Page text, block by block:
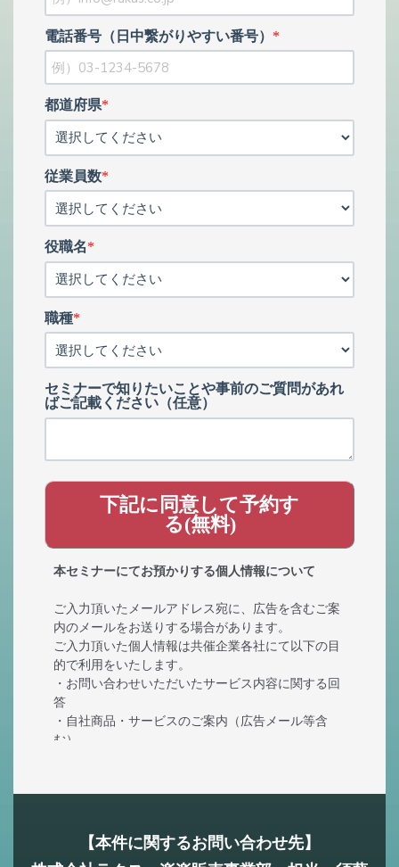
電話番号（日中繋がりやすい番号） *
都道府県*
従業員数*
役職名*
職種*
セミナーで知りたいことや事前のご質問があれ
ばご記載ください（任意）
本セミナーにてお預かりする個人情報について
ご入力頂いたメールアドレス宛に、広告を含むご案
内のメールをお送りする場合があります。
ご入力頂いた個人情報は共催企業各社にて以下の目
的で利用をいたします。
・お問い合わせいただいたサービス内容に関する回
答
・自社商品・サービスのご案内（広告メール等含
む）
また、株式会社ラクスは、共催企業に対して上記目
別途、申込頂いたメールアドレス宛に、Zoomの登録
【本件に関するお問い合わせ先】